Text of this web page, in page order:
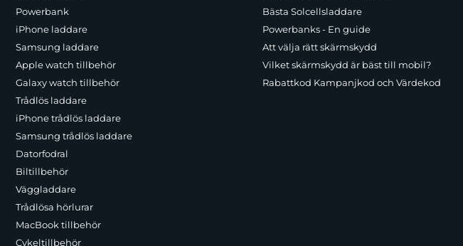
Powerbank
iPhone laddare
Samsung laddare
Apple watch tillbehör
Galaxy watch tillbehör
Trådlös laddare
iPhone trådlös laddare
Samsung trådlös laddare
Datorfodral
Biltillbehör
Väggladdare
Trådlösa hörlurar
MacBook tillbehör
Cykeltillbehör
Bästa Solcellsladdare
Powerbanks - En guide
Att välja rätt skärmskydd
Vilket skärmskydd är bäst till mobil?
Rabattkod Kampanjkod och Värdekod